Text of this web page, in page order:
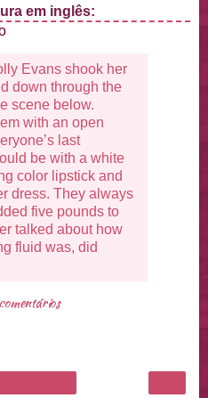
em inglês:
Evans shook her
down through the
scene below.
with an open
last
be with a white
color lipstick and
dress. They always
five pounds to
talked about how
fluid was, did